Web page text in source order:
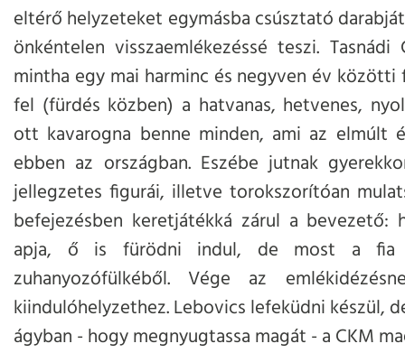
eltérő helyzeteket egymásba csúsztató
önkéntelen visszaemlékezéssé teszi. Tasnádi
mintha egy mai harminc és negyven év
fel (fürdés közben) a hatvanas, hetvenes,
ott kavarogna benne minden, ami az elmúlt
ebben az országban. Eszébe jutnak
jellegzetes figurái, illetve torokszorítóan
befejezésben keretjátékká zárul a bevezető:
apja, ő is fürödni indul, de most a
zuhanyozófülkéből. Vége az
kiindulóhelyzethez. Lebovics lefeküdni készül,
ágyban - hogy megnyugtassa magát - a CKM